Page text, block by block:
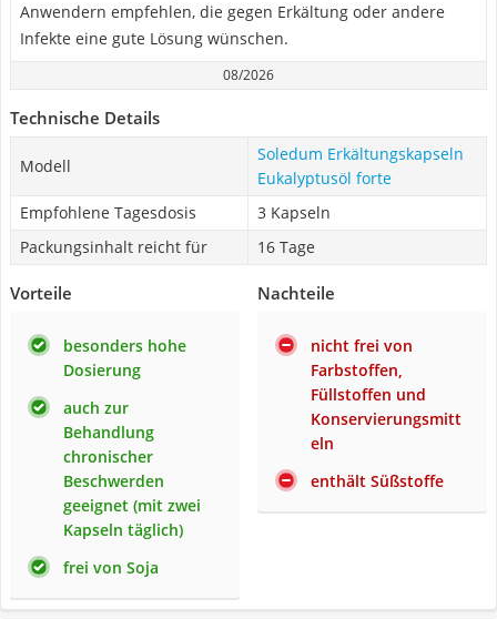
Anwendern empfehlen, die gegen Erkältung oder andere
Infekte eine gute Lösung wünschen.
08/2026
Technische Details
Modell
Soledum Erkältungskapseln
Eukalyptusöl forte
Empfohlene Tagesdosis
3 Kapseln
Packungsinhalt reicht für
16 Tage
Vorteile
besonders hohe
Dosierung
auch zur
Behandlung
chronischer
Beschwerden
geeignet (mit zwei
Kapseln täglich)
frei von Soja
Nachteile
nicht frei von
Farbstoffen,
Füllstoffen und
Konservierungsmitt
eln
enthält Süßstoffe